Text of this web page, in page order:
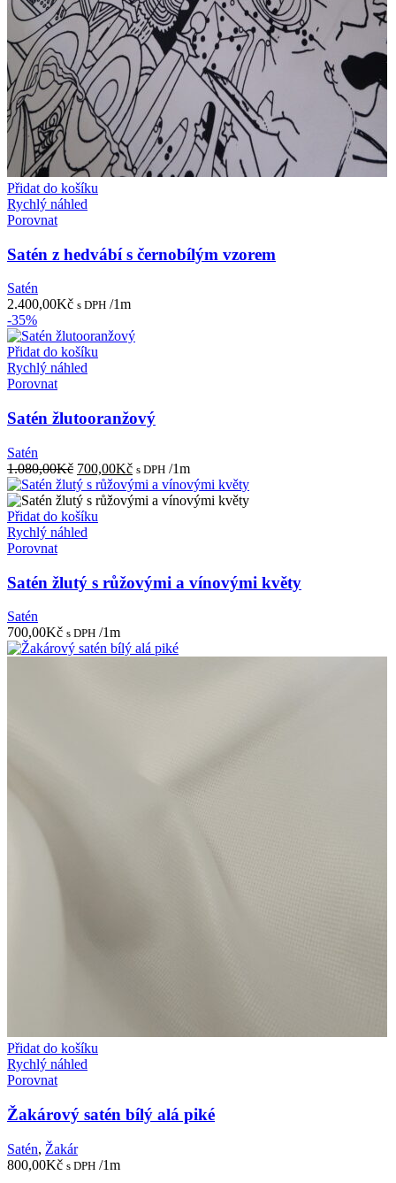
Přidat do košíku
Rychlý náhled
Porovnat
Satén z hedvábí s černobílým vzorem
Satén
2.400,00Kč s DPH /1m
-35%
Přidat do košíku
Rychlý náhled
Porovnat
Satén žlutooranžový
Satén
1.080,00Kč Původní
cena
byla:
1.080,00Kč.
700,00KčAktuální
cena
je:
s DPH /1m
Přidat do košíku
Rychlý náhled
Porovnat
Satén žlutý s růžovými a vínovými květy
Satén
700,00Kč s DPH /1m
Přidat do košíku
Rychlý náhled
Porovnat
Žakárový satén bílý alá piké
Satén, Žakár
800,00Kč s DPH /1m